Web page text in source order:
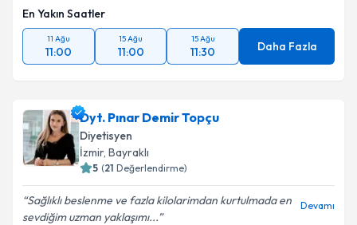
En Yakın Saatler
11 Ağu
11:00
15 Ağu
11:00
15 Ağu
11:30 Daha Fazla
Dyt. Pınar Demir Topçu
Diyetisyen
İzmir, Bayraklı
5 (21 Değerlendirme)
Sağlıklı beslenme ve fazla kilolarimdan kurtulmada en
sevdiğim uzman yaklaşımı...
Devamı